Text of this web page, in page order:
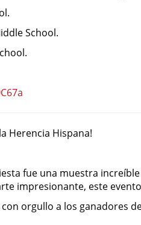
School.
Herencia Hispana!
fue una muestra
impresionante, este
orgullo a los ganadores